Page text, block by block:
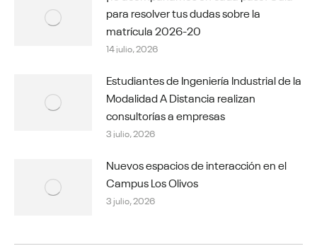
para resolver tus dudas sobre la
matrícula 2026-20
14 julio, 2026
Estudiantes de Ingeniería Industrial de la
Modalidad A Distancia realizan
consultorías a empresas
3 julio, 2026
Nuevos espacios de interacción en el
Campus Los Olivos
3 julio, 2026